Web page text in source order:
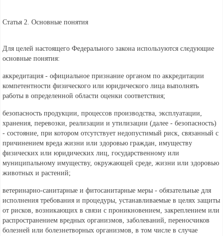
Статья 2. Основные понятия
Для целей настоящего Федерального закона используются следующие
основные понятия:
аккредитация - официальное признание органом по аккредитации
компетентности физического или юридического лица выполнять
работы в определенной области оценки соответствия;
безопасность продукции, процессов производства, эксплуатации,
хранения, перевозки, реализации и утилизации (далее - безопасность)
- состояние, при котором отсутствует недопустимый риск, связанный с
причинением вреда жизни или здоровью граждан, имуществу
физических или юридических лиц, государственному или
муниципальному имуществу, окружающей среде, жизни или здоровью
животных и растений;
ветеринарно-санитарные и фитосанитарные меры - обязательные для
исполнения требования и процедуры, устанавливаемые в целях защиты
от рисков, возникающих в связи с проникновением, закреплением или
распространением вредных организмов, заболеваний, переносчиков
болезней или болезнетворных организмов, в том числе в случае